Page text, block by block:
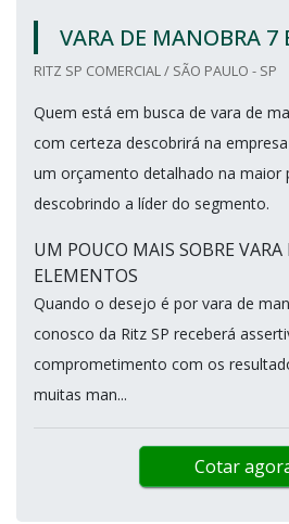
VARA DE MANOBRA 7
RITZ SP COMERCIAL / SÃO PAULO - SP
Quem está em busca de vara de
com certeza descobrirá na
um orçamento detalhado na maior
descobrindo a líder do segmento.
UM POUCO MAIS SOBRE
ELEMENTOS
Quando o desejo é por vara de
conosco da Ritz SP receberá
comprometimento com os
muitas man...
Cotar